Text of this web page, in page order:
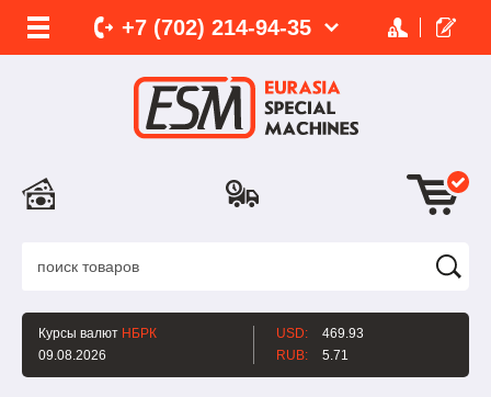
+7 (702) 214-94-35
Курсы валют НБРК
09.08.2026
USD:
469.93
RUB:
5.71